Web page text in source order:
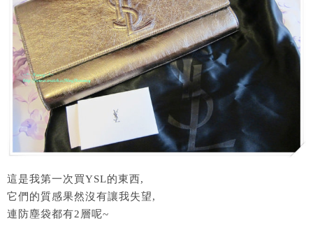
這是我第一次買YSL的東西,
它們的質感果然沒有讓我失望,
連防塵袋都有2層呢~